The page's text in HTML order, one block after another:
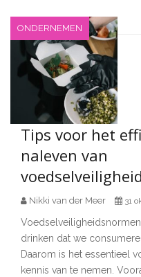
ONDERNEMEN
Tips voor het
naleven van
Nikki van der Meer 31
drinken dat we
Daarom is het essentieel
kennis van te nemen.